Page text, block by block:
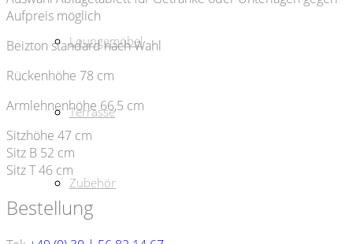
Loungemöbel
Terrasse
Zubehör
Aufpreis möglich
Beizton standard nach Wahl
Rückenhöhe 78 cm
Armlehnenhöhe 66,5 cm
Sitzhöhe 47 cm
Sitz B 52 cm
Sitz T 46 cm
Bestellung